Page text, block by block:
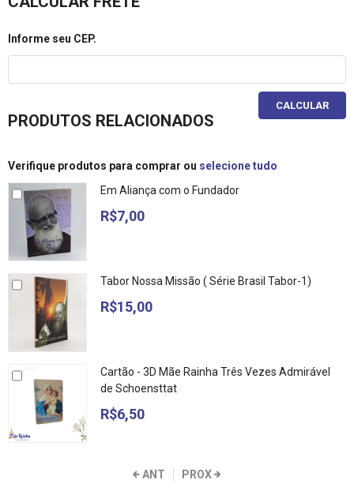
Informe seu CEP.
CALCULAR
PRODUTOS RELACIONADOS
Verifique produtos para comprar ou selecione tudo
Em Aliança com o Fundador
R$7,00
Tabor Nossa Missão ( Série Brasil Tabor-1)
R$15,00
Cartão - 3D Mãe Rainha Três Vezes Admirável
de Schoensttat
R$6,50
ANT PROX